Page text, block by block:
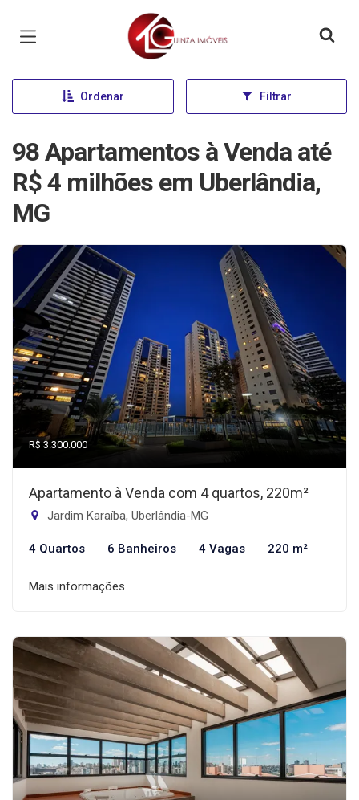
Página inicial
Ordenar Filtrar
98 Apartamentos à Venda até
R$ 4 milhões em Uberlândia,
MG
R$ 3.300.000
Apartamento à Venda com 4 quartos, 220m²
Jardim Karaíba, Uberlândia-MG
4 Quartos 6 Banheiros 4 Vagas 220 m²
Mais informações